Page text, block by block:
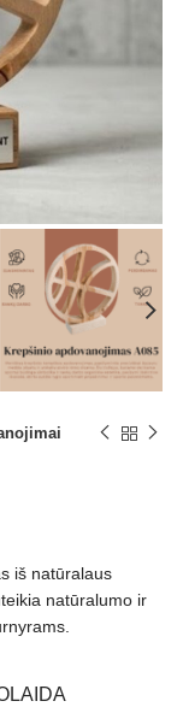
iš natūralaus
natūralumo ir